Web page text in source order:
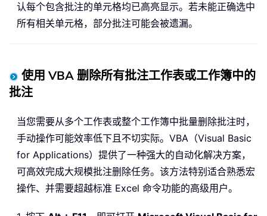
认每个包含批注的单元格均已高亮显示。若未能正确选中
所有相关单元格，部分批注可能会被遗漏。
使用 VBA 删除所有批注工作表或工作簿中的
批注
当您需要从多个工作表或整个工作簿中批量删除批注时，
手动操作可能效率低下且不切实际。VBA（Visual Basic
for Applications）提供了一种强大的自动化解决方案，
可高效完成大规模批注删除任务。该方法特别适合熟悉宏
操作、并需要超越标准 Excel 命令功能的高级用户。